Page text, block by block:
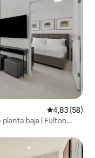
Calificación
4,83 (58)
baja | Fulton